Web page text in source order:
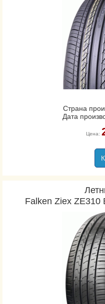
Страна
Дата
Цена:
Falken Ziex ZE310